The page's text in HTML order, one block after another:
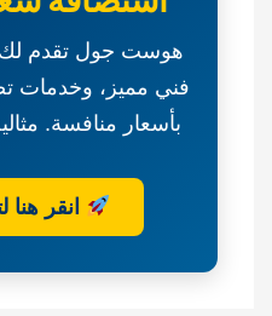
هوست جول تقدم لك
فني مميز، وخدمات
بأسعار منافسة.
انقر